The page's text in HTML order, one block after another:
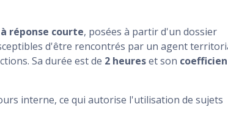
réponse courte, posées à partir d'un dossier
d'être rencontrés par un agent
Sa durée est de 2 heureset son
interne, ce qui autorise l'utilisation de sujets